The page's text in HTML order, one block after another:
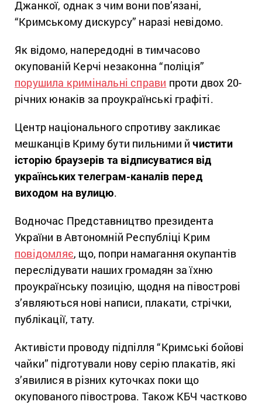
Джанкої, однак з чим вони пов’язані,
“Кримському дискурсу” наразі невідомо.
Як відомо, напередодні в тимчасово
окупованій Керчі незаконна “поліція”
порушила кримінальні справи проти двох 20-
річних юнаків за проукраїнські графіті.
Центр національного спротиву закликає
мешканців Криму бути пильними йчистити
історію браузерів та відписуватися від
українських телеграм-каналів перед
виходом на вулицю.
Водночас Представництво президента
України в Автономній Республіці Крим
повідомляє, що, попри намагання окупантів
переслідувати наших громадян за їхню
проукраїнську позицію, щодня на півострові
з’являються нові написи, плакати, стрічки,
публікації, тату.
Активісти проводу підпілля “Кримські бойові
чайки” підготували нову серію плакатів, які
з’явилися в різних куточках поки що
окупованого півострова. Також КБЧ частково